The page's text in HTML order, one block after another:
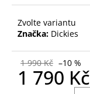
Zvolte variantu
Značka: Dickies
1 990 Kč –10 %
1 790 Kč